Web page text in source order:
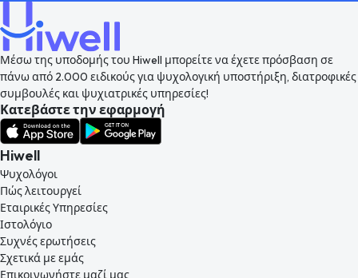
Μέσω της υποδομής του Hiwell μπορείτε να έχετε πρόσβαση σε
πάνω από 2.000 ειδικούς για ψυχολογική υποστήριξη, διατροφικές
συμβουλές και ψυχιατρικές υπηρεσίες!
Κατεβάστε την εφαρμογή
Hiwell
Ψυχολόγοι
Πώς λειτουργεί
Εταιρικές Υπηρεσίες
Ιστολόγιο
Συχνές ερωτήσεις
Σχετικά με εμάς
Επικοινωνήστε μαζί μας